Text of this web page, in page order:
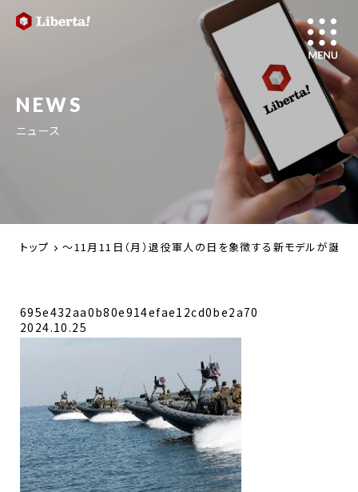
NEWS
ニュース
トップ ～11月11日（月）退役軍人の日を象徴する新モデルが誕
695e432aa0b80e914efae12cd0be2a70
2024.10.25